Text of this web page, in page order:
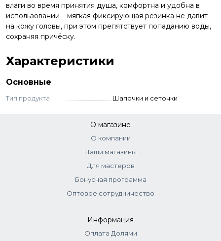
влаги во время принятия душа, комфортна и удобна в
использовании – мягкая фиксирующая резинка не давит
на кожу головы, при этом препятствует попаданию воды,
сохраняя причёску.
Характеристики
Основные
Тип продукта Шапочки и сеточки
О магазине
О компании
Наши магазины
Для мастеров
Бонусная программа
Оптовое сотрудничество
Информация
Оплата Долями